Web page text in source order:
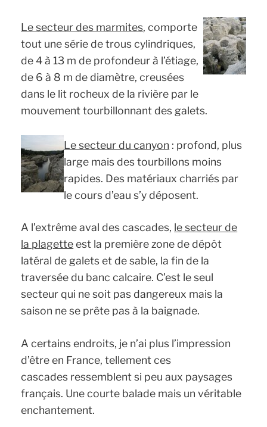
Le secteur des marmites, comporte
tout une série de trous cylindriques,
de 4 à 13 m de profondeur à l’étiage,
de 6 à 8 m de diamètre, creusées
dans le lit rocheux de la rivière par le
mouvement tourbillonnant des galets.
Le secteur du canyon : profond, plus
large mais des tourbillons moins
rapides. Des matériaux charriés par
le cours d’eau s’y déposent.
A l’extrême aval des cascades, le secteur de
la plagetteest la première zone de dépôt
latéral de galets et de sable, la fin de la
traversée du banc calcaire. C’est le seul
secteur qui ne soit pas dangereux mais la
saison ne se prête pas à la baignade.
A certains endroits, je n’ai plus l’impression
d’être en France, tellement ces
cascades ressemblent si peu aux paysages
français. Une courte balade mais un véritable
enchantement.